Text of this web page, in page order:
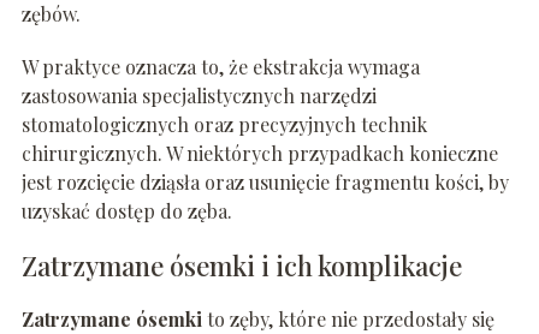
zębów.
W praktyce oznacza to, że ekstrakcja wymaga
zastosowania specjalistycznych narzędzi
stomatologicznych oraz precyzyjnych technik
chirurgicznych. W niektórych przypadkach konieczne
jest rozcięcie dziąsła oraz usunięcie fragmentu kości, by
uzyskać dostęp do zęba.
Zatrzymane ósemki i ich komplikacje
Zatrzymane ósemkito zęby, które nie przedostały się